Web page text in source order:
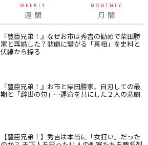
WEEKLY
週 間
MONTHLY
月 間
『豊臣兄弟！』なぜお市は秀吉の勧めで柴田勝
家と再婚した？悲劇に繋がる「真相」を史料と
伏線から探る
『豊臣兄弟！』お市と柴田勝家、自刃しての最
期と「辞世の句」…運命を共にした２人の悲劇
【豊臣兄弟！】秀吉は本当に「女狂い」だった